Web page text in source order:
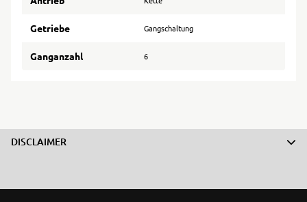
Getriebe Gangschaltung
Ganganzahl 6
DISCLAIMER